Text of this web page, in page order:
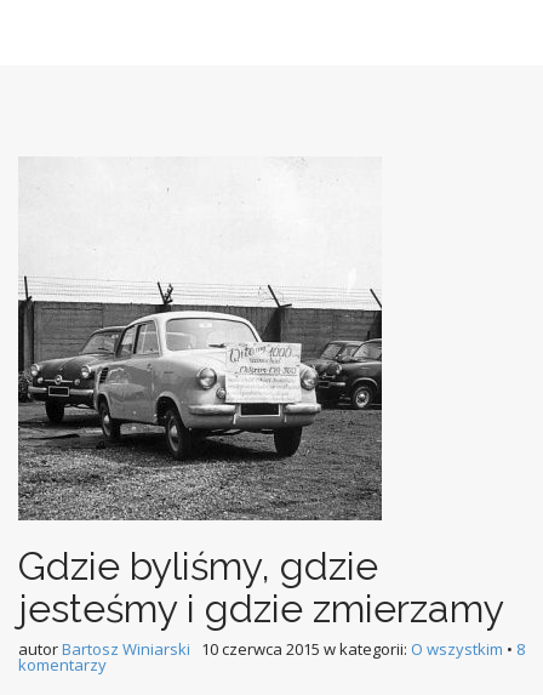
Gdzie byliśmy, gdzie
jesteśmy i gdzie zmierzamy
autorBartosz Winiarski 10 czerwca 2015 w kategorii: O wszystkim • 8
komentarzy